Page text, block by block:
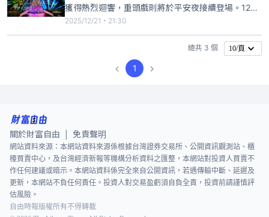
獲得熱烈迴響，重頭戲則將於平安夜接續登場。12月
24日傍晚6時起，凱基金控將在敦化北路總部廣場舉
辦「凱基聖誕・星光之夜」晚會，以藝術、美食與親
子同樂為主軸，邀請凱基金控、凱基銀行、凱基證
券、凱基投信與中華開發資本等全體員工、客戶，以
及周邊社區民眾一同
2025/12/21・21:30
總共 3 個 10/頁
1
關於財富自由 免責聲明
網站資料來源：本網站資料來源係根據台灣證券交易所、公開資訊觀測站、櫃
檯買賣中心，及台灣經濟新報等機構分析資料之匯整，本網站對投資人買賣不
作任何建議或暗示。本網站資料係完全來自公開資訊，若遇傳輸中斷、延遲及
更新，本網站不負任何責任。投資人對交易盈虧須自負全責，投資前請謹慎評
估風險。
自由時報版權所有不得轉載